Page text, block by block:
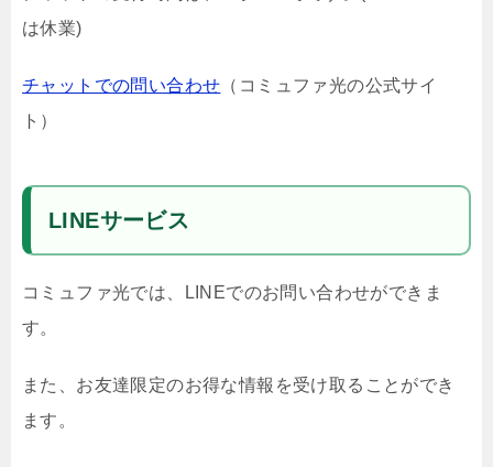
は休業)
チャットでの問い合わせ （コミュファ光の公式サイ
ト）
LINEサービス
コミュファ光では、LINEでのお問い合わせができま
す。
また、お友達限定のお得な情報を受け取ることができ
ます。